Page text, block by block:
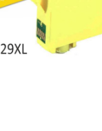
desde: